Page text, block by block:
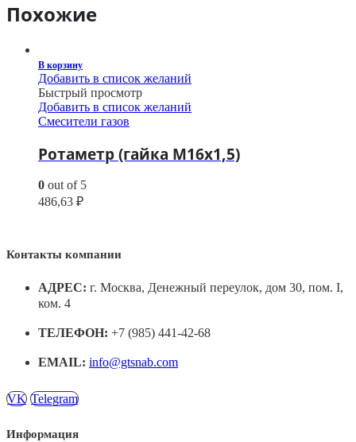
Похожие
В корзину
Добавить в список желаний
Быстрый просмотр
Добавить в список желаний
Смесители газов
Ротаметр (гайка М16х1,5)
0 out of 5
486,63 ₽
Контакты компании
АДРЕС: г. Москва, Денежный переулок, дом 30, пом. I,
ком. 4
ТЕЛЕФОН: +7 (985) 441-42-68
EMAIL: info@gtsnab.com
VK Telegram
Информация